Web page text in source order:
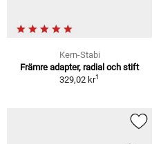
Kern-Stabi
Främre adapter, radial och stift
329,02 kr1